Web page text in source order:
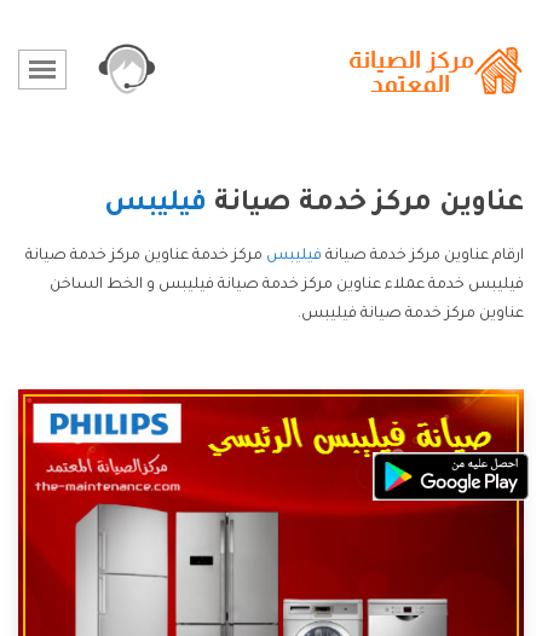
عناوين مركز خدمة صيانة فيليبس
ارقام عناوين مركز خدمة صيانة فيليبس مركز خدمة عناوين مركز خدمة صيانة
فيليبس خدمة عملاء عناوين مركز خدمة صيانة فيليبس و الخط الساخن
عناوين مركز خدمة صيانة فيليبس.